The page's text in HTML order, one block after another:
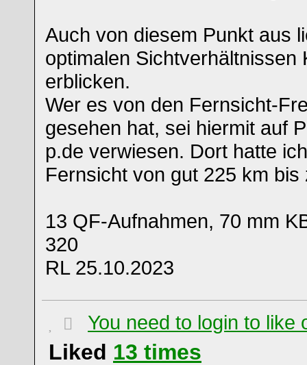
Auch von diesem Punkt aus
optimalen Sichtverhältnissen
erblicken.
Wer es von den Fernsicht-
gesehen hat, sei hiermit auf
p.de verwiesen. Dort hatte
Fernsicht von gut 225 km bis
13 QF-Aufnahmen, 70 mm
320
RL 25.10.2023
You need to login to like
Liked 13 times